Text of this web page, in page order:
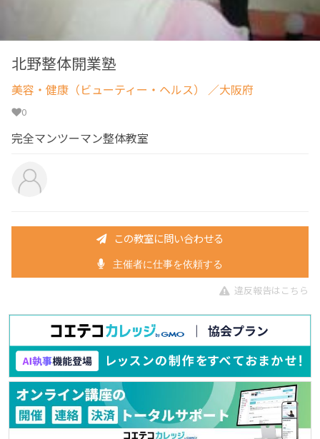
北野整体開業塾
美容・健康（ビューティー・ヘルス） ／大阪府
0
完全マンツーマン整体教室
この教室に問い合わせる
主催者に仕事を依頼する
違反報告はこちら